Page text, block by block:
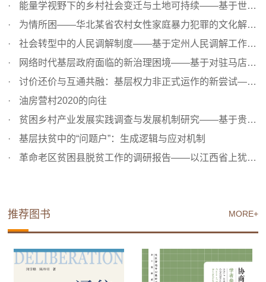
能量学视野下的乡村社会变迁与土地可持续——基于世遗古村...
为情所困——华北某省农村女性家庭暴力犯罪的文化解释（200...
社会转型中的人民调解制度——基于定州人民调解工作的田野...
网络时代基层政府面临的新治理困境——基于对驻马店市上蔡...
讨价还价与互通共融：基层权力非正式运作的新尝试——基于...
油房营村2020的向往
贫困乡村产业发展实践调查与发展机制研究——基于贵州省修...
基层扶贫中的“问题户”：生成逻辑与应对机制
革命老区贫困县脱贫工作的调研报告——以江西省上犹县为例
MORE+
推荐图书